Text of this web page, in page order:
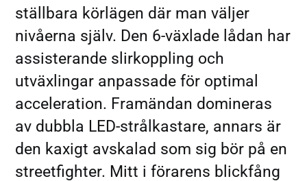
ställbara körlägen där man väljer
nivåerna själv. Den 6-växlade lådan har
assisterande slirkoppling och
utväxlingar anpassade för optimal
acceleration. Framändan domineras
av dubbla LED-strålkastare, annars är
den kaxigt avskalad som sig bör på en
streetfighter. Mitt i förarens blickfång